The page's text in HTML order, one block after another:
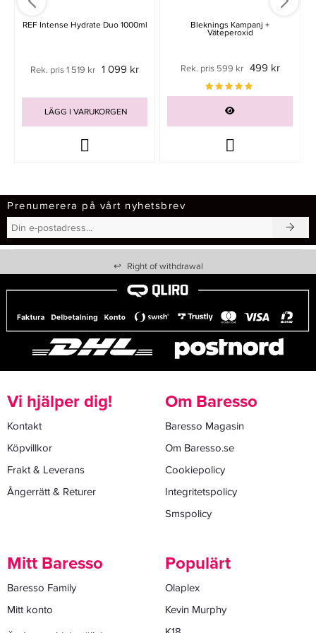
REF Intense Hydrate Duo 1000ml
Rek. pris 1 519 kr 1 099 kr
LÄGG I VARUKORGEN
Bleknings Kampanj +
Väteperoxid
Rek. pris 599 kr 499 kr
Prenumerera på vårt nyhetsbrev
↩ Right of withdrawal
Vi hjälper dig!
Kontakt
Köpvillkor
Frakt & Leverans
Ångerrätt & Returer
Om Baresso
Baresso Magasin
Om Baresso.se
Cookiepolicy
Integritetspolicy
Smspolicy
Mitt Baresso
Baresso Family
Mitt konto
Populärt
Olaplex
Kevin Murphy